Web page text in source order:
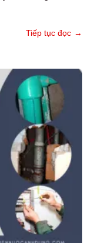
Tiếp tục đọc →